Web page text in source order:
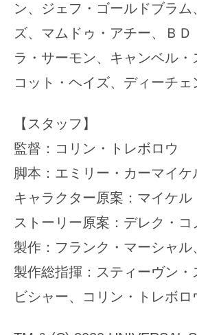
ン、ジェフ・ゴールドブラ
ズ、マムドゥ・アチー、Ｂ
ラ・サーモン、キャンベル
コット・ヘイズ、ディーチ
【スタッフ】
監督：コリン・トレボロウ
脚本：エミリー・カーマイ
キャラクター原案：マイケル
ストーリー原案：デレク・
製作：フランク・マーシャ
製作総指揮：スティーヴン
ビシャー、コリン・トレボロ